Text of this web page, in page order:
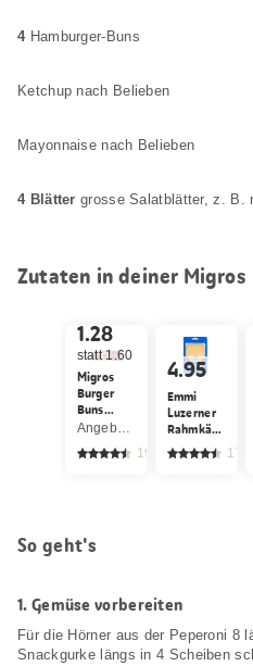
4 Hamburger-Buns
Ketchup nach Belieben
Mayonnaise nach Belieben
4 Blätter grosse Salatblätter, z. B.
Zutaten in deiner Migros
1.28
statt 1.60
Migros
Burger
Buns
vorgeschnitten
Angebot gilt nur vom 6.8. bis 12.8.2026, solange Vorrat.
199
4.95
Emmi
Luzerner
Rahmkäse
Scheiben
174
So geht's
1.Gemüse vorbereiten
Für die Hörner aus der Peperoni 8
Snackgurke längs in 4 Scheiben